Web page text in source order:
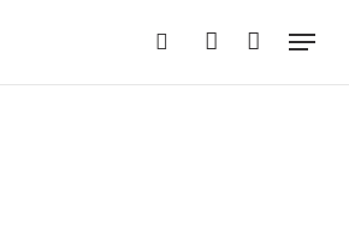
Buscar..account
Menu